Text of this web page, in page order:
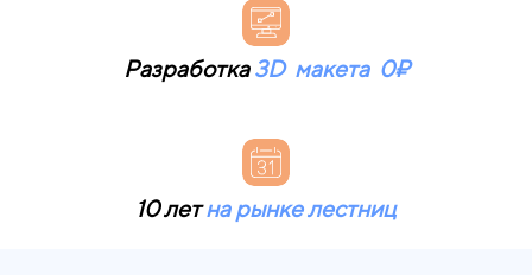
Разработка3D макета 0₽
10 летна рынке лестниц